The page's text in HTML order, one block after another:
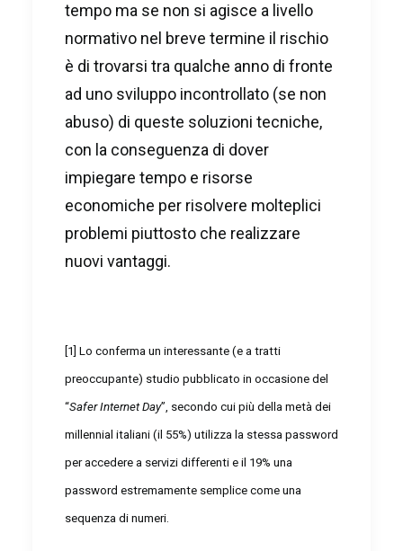
tempo ma se non si agisce a livello
normativo nel breve termine il rischio
è di trovarsi tra qualche anno di fronte
ad uno sviluppo incontrollato (se non
abuso) di queste soluzioni tecniche,
con la conseguenza di dover
impiegare tempo e risorse
economiche per risolvere molteplici
problemi piuttosto che realizzare
nuovi vantaggi.
[1] Lo conferma un interessante (e a tratti
preoccupante) studio pubblicato in occasione del
“Safer Internet Day”, secondo cui più della metà dei
millennial italiani (il 55%) utilizza la stessa password
per accedere a servizi differenti e il 19% una
password estremamente semplice come una
sequenza di numeri.